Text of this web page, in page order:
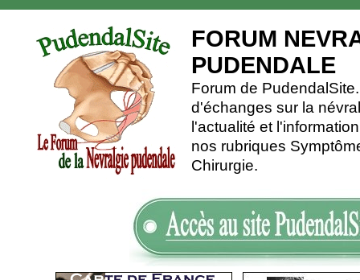
FORUM
PUDENDALE
Forum de
d'échanges sur la
l'actualité et
nos rubriques
Chirurgie.